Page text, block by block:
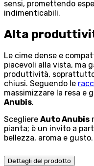
sensi, promettendo
indimenticabili.
Alta
Le cime dense e
piacevoli alla vista, ma
produttività,
chiusi. Seguendo le
massimizzare la resa
Anubis.
Scegliere Auto Anubis
pianta; è un invito a
bellezza, aroma e gusto.
Dettagli del prodotto